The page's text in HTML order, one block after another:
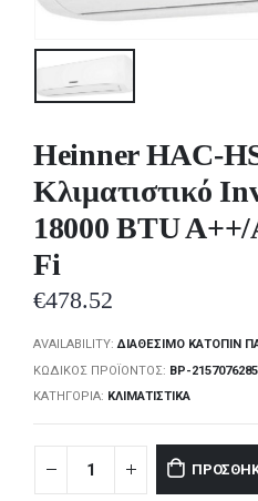
Heinner HAC-
Κλιματιστικό
18000 BTU
Fi
€478.52
AVAILABILITY:ΔΙΑΘΈΣΙΜΟ ΚΑΤΌΠΙΝ
ΚΩΔΙΚΌΣ ΠΡΟΪΌΝΤΟΣ: BP-2157076285
ΚΑΤΗΓΟΡΊΑ: ΚΛΙΜΑΤΙΣΤΙΚΆ